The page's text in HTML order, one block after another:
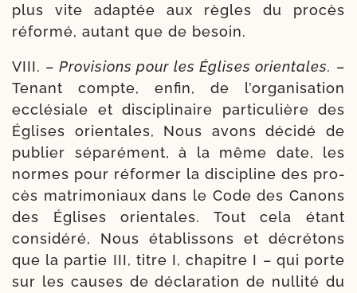
plus vite adap­tée aux règles du pro­cès
réfor­mé, autant que de besoin.
VIII. –Provisions pour les Églises orien­tales. –
Tenant compte, enfin, de l’organisation
ecclé­siale et dis­ci­pli­naire par­ti­cu­lière des
Églises orien­tales, Nous avons déci­dé de
publier sépa­ré­ment, à la même date, les
normes pour réfor­mer la dis­ci­pline des pro­
cès matri­mo­niaux dans le Code des Canons
des Églises orien­tales. Tout cela étant
consi­dé­ré, Nous éta­blis­sons et décré­tons
que la par­tie III, titre I, cha­pitre I – qui porte
sur les causes de décla­ra­tion de nul­li­té du